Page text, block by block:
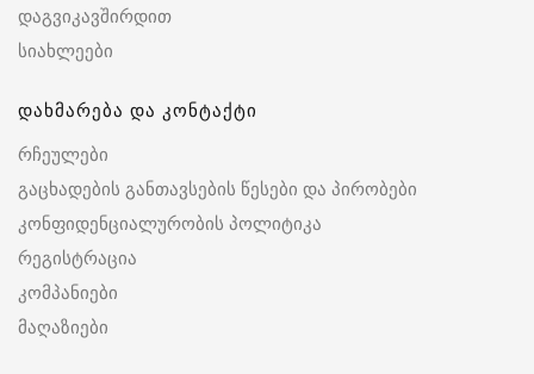
დაგვიკავშირდით
სიახლეები
დახმარება და კონტაქტი
რჩეულები
გაცხადების განთავსების წესები და პირობები
კონფიდენციალურობის პოლიტიკა
რეგისტრაცია
კომპანიები
მაღაზიები